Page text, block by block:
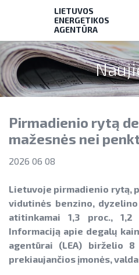
Teikti ir valdyti
Mokėjimo
► PRIVAČIŲ
► KATILŲ
► PARAMA
ĮRENGINIAMS
► PARAMA
SAUSUMOJE
Aktuali AEI
energijos
Energetikos
Jūrinės vėjo
Vandenilis
NEKS veiksmų
stebėsena
Energetika
Elektros
Gamtinių dujų
Informacija
LIETUVOS
ENERGETIKOS
AGENTŪRA
Pirmadienio rytą
mažesnės nei
2026 06 08
Lietuvoje pirmadienio rytą,
vidutinės benzino,
atitinkamai 1,3 proc.,
Informaciją apie degalų
agentūrai (LEA) birželio
prekiaujančios įmonės,